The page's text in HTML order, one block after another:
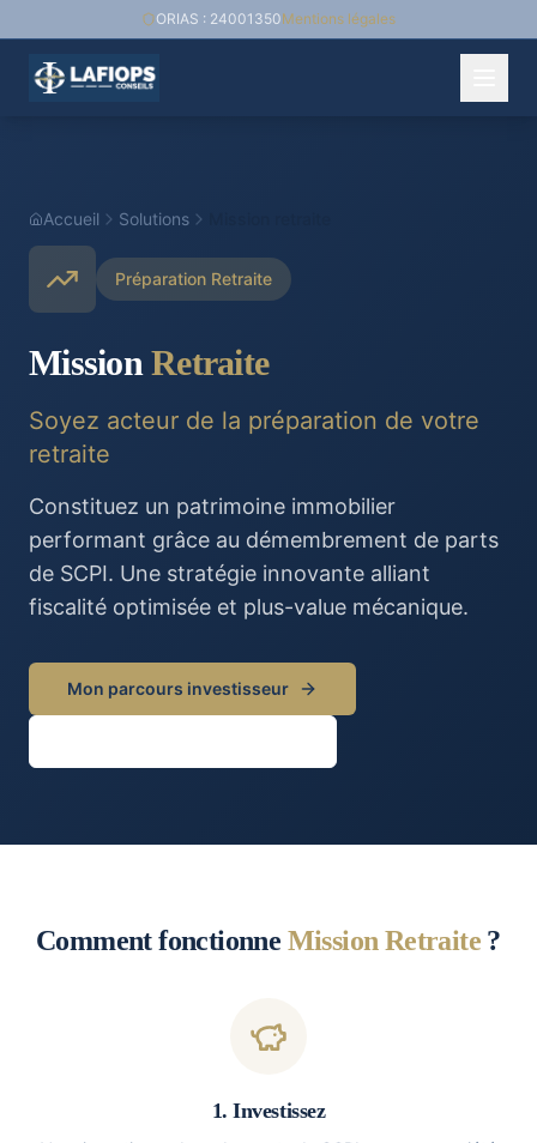
ORIAS : 24001350Mentions légales
Accueil Solutions
Préparation Retraite
Mission Retraite
Soyez acteur de la préparation de votre
retraite
Constituez un patrimoine immobilier
performant grâce au démembrement de parts
de SCPI. Une stratégie innovante alliant
fiscalité optimisée et plus-value mécanique.
Mon parcours investisseur
Comment fonctionne Mission Retraite ?
1. Investissez